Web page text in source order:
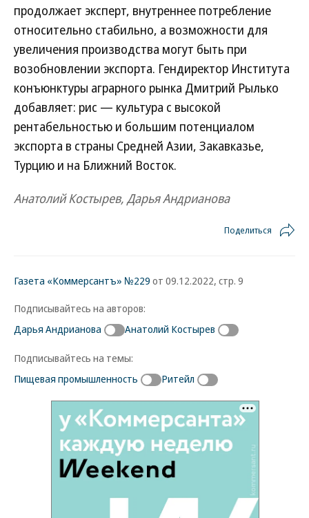
продолжает эксперт, внутреннее потребление
относительно стабильно, а возможности для
увеличения производства могут быть при
возобновлении экспорта. Гендиректор Института
конъюнктуры аграрного рынка Дмитрий Рылько
добавляет: рис — культура с высокой
рентабельностью и большим потенциалом
экспорта в страны Средней Азии, Закавказье,
Турцию и на Ближний Восток.
Анатолий Костырев, Дарья Андрианова
Поделиться
Газета «Коммерсантъ» №229 от 09.12.2022, стр. 9
Подписывайтесь на авторов:
Дарья Андрианова
Анатолий Костырев
Подписывайтесь на темы:
Пищевая промышленность
Ритейл